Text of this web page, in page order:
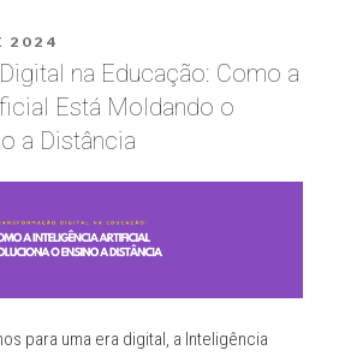
2024
na Educação: Como a
Está Moldando o
a Distância
para uma era digital, a Inteligência